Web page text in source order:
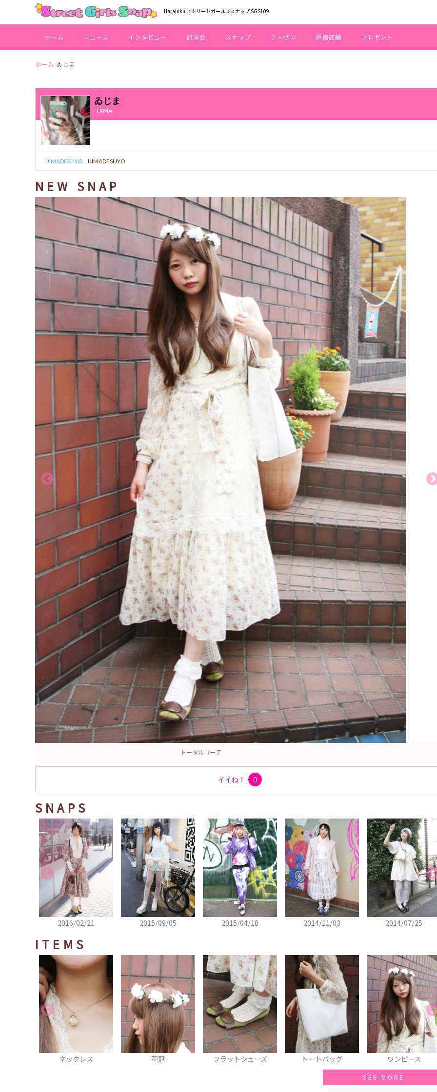
Harajuku ストリートガールズスナップ SGS109
ホーム ニュース インタビュー 試写会 スナップ クーポン 原宿店舗 プレゼント
ホーム ゐじま
ゐじま
IJIMA
IJIMADESUYO IJIMADESUYO
NEW SNAP
イイね！ 0
SNAPS
2015/09/05 2015/04/18 2014/11/03 2014/07/25 2014/05/17
ITEMS
花冠 フラットシューズ トートバッグ ワンピース スマフォカバー
SEE MORE